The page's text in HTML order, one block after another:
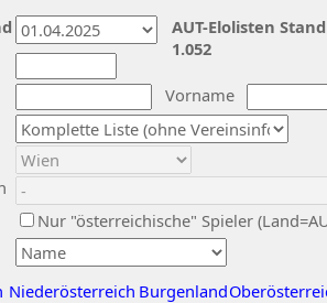
Vorname
Nur "österreichische" Spieler
Niederösterreich Burgenland
AUT-Elolisten
1.052